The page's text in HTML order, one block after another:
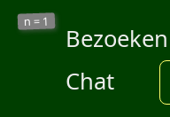
n = 1
Bezoeken
Chat